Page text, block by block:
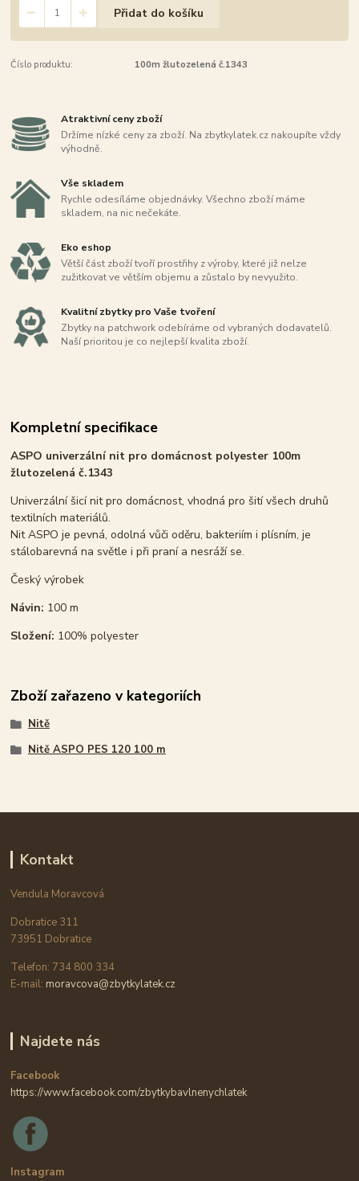
Přidat do košíku
Číslo produktu: 100m žlutozelená č.1343
Atraktivní ceny zboží
Držíme nízké ceny za zboží. Na zbytkylatek.cz nakoupíte vždy
výhodně.
Vše skladem
Rychle odesíláme objednávky. Všechno zboží máme
skladem, na nic nečekáte.
Eko eshop
Větší část zboží tvoří prostřihy z výroby, které již nelze
zužitkovat ve větším objemu a zůstalo by nevyužito.
Kvalitní zbytky pro Vaše tvoření
Zbytky na patchwork odebíráme od vybraných dodavatelů.
Naší prioritou je co nejlepší kvalita zboží.
Kompletní specifikace
ASPO univerzální nit pro domácnost polyester 100m
žlutozelená č.1343
Univerzální šicí nit pro domácnost, vhodná pro šití všech druhů
textilních materiálů.
Nit ASPO je pevná, odolná vůči oděru, bakteriím i plísním, je
stálobarevná na světle i při praní a nesráží se.
Český výrobek
Návin: 100 m
Složení: 100% polyester
Zboží zařazeno v kategoriích
Nitě
Nitě ASPO PES 120 100 m
Kontakt
Vendula Moravcová
Dobratice 311
73951 Dobratice
Telefon: 734 800 334
E-mail: moravcova@zbytkylatek.cz
Najdete nás
Facebook
https://www.facebook.com/zbytkybavlnenychlatek
Instagram